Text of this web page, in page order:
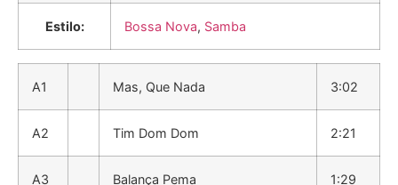
Estilo: Bossa Nova, Samba
A1 Mas, Que Nada 3:02
A2 Tim Dom Dom 2:21
A3 Balança Pema 1:29